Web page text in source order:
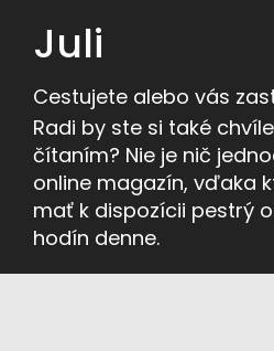
Juli
Cestujete alebo vás
Radi by ste si také
čítaním? Nie je nič
online magazín, vďaka
mať k dispozícii pestrý
hodín denne.